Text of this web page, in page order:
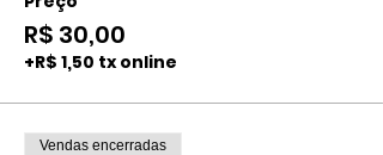
R$ 30,00
+R$ 1,50 tx online
Vendas encerradas